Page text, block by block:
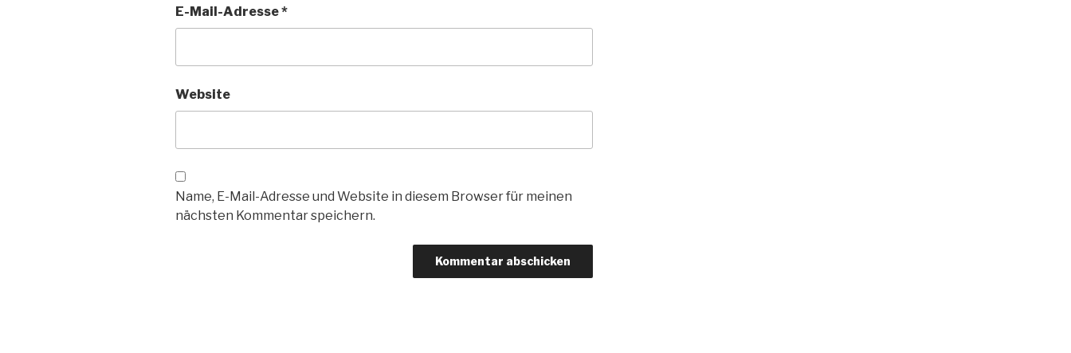
E-Mail-Adresse*
Website
Name, E-Mail-Adresse und Website in diesem Browser für meinen
nächsten Kommentar speichern.